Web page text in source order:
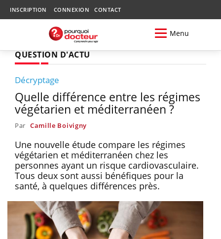
INSCRIPTION CONNEXION CONTACT
Menu
QUESTION D'ACTU
Décryptage
Quelle différence entre les régimes
végétarien et méditerranéen ?
Par Camille Boivigny
Une nouvelle étude compare les régimes
végétarien et méditerranéen chez les
personnes ayant un risque cardiovasculaire.
Tous deux sont aussi bénéfiques pour la
santé, à quelques différences près.